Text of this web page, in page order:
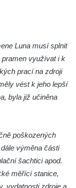
Luna musí splnit
využívat i k
prací na zdroji
vést k jeho lepší
byla již učiněna
poškozených
výměna části
šachtici apod.
měřící stanice,
vydatnosti zdroje a